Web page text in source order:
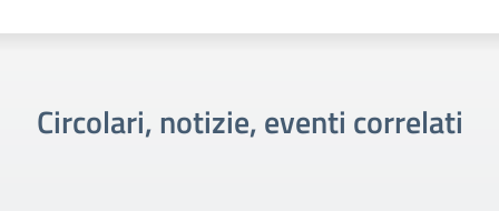
Circolari, notizie, eventi correlati